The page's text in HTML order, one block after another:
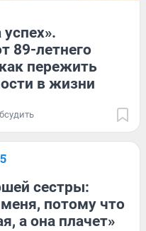
89-летнего
пережить
в жизни
сестры:
потому что
а она плачет»